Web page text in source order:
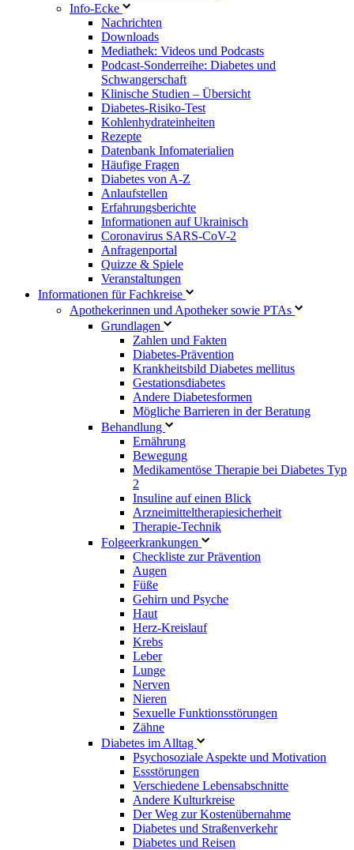
Info-Ecke
Nachrichten
Downloads
Mediathek: Videos und Podcasts
Podcast-Sonderreihe: Diabetes und
Schwangerschaft
Klinische Studien – Übersicht
Diabetes-Risiko-Test
Kohlenhydrateinheiten
Rezepte
Datenbank Infomaterialien
Häufige Fragen
Diabetes von A-Z
Anlaufstellen
Erfahrungsberichte
Informationen auf Ukrainisch
Coronavirus SARS-CoV-2
Anfragenportal
Quizze & Spiele
Veranstaltungen
Informationen für Fachkreise
Apothekerinnen und Apotheker sowie PTAs
Grundlagen
Zahlen und Fakten
Diabetes-Prävention
Krankheitsbild Diabetes mellitus
Gestationsdiabetes
Andere Diabetesformen
Mögliche Barrieren in der Beratung
Behandlung
Ernährung
Bewegung
Medikamentöse Therapie bei Diabetes Typ
2
Insuline auf einen Blick
Arzneimitteltherapie­sicherheit
Therapie-Technik
Fol­ge­er­kran­kun­gen
Checkliste zur Prävention
Augen
Füße
Gehirn und Psyche
Haut
Herz-Kreislauf
Krebs
Leber
Lunge
Nerven
Nieren
Sexuelle Funktionsstörungen
Zähne
Diabetes im Alltag
Psychosoziale Aspekte und Motivation
Essstörungen
Verschiedene Lebensabschnitte
Andere Kulturkreise
Der Weg zur Kostenübernahme
Diabetes und Straßenverkehr
Diabetes und Reisen